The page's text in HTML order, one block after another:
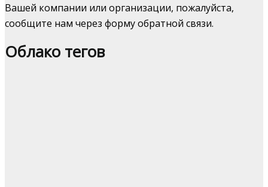
Вашей компании или организации, пожалуйста,
сообщите нам через форму обратной связи.
Облако тегов